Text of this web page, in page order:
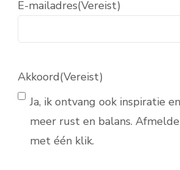
E-mailadres(Vereist)
Akkoord(Vereist)
Ja, ik ontvang ook inspiratie
meer rust en balans.
met één klik.